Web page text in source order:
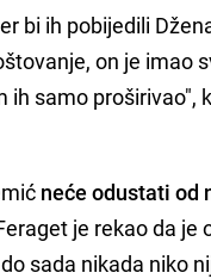
bi ih pobijedili
on je imao
samo proširivao",
neće odustati od
je rekao da je
sada nikada niko